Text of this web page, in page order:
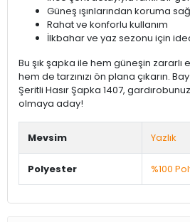
Güneş ışınlarından koruma
Rahat ve konforlu kullanım
İlkbahar ve yaz sezonu için
Bu şık şapka ile hem güneşin zararlı
hem de tarzınızı ön plana çıkarın.
Şeritli Hasır Şapka 1407,
olmaya aday!
Mevsim Yazlık
Polyester %100